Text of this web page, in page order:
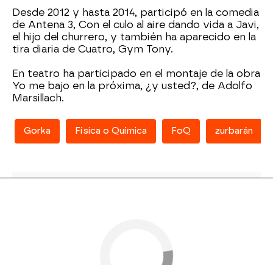
Desde 2012 y hasta 2014, participó en la comedia
de Antena 3, Con el culo al aire dando vida a Javi,
el hijo del churrero, y también ha aparecido en la
tira diaria de Cuatro, Gym Tony.
En teatro ha participado en el montaje de la obra
Yo me bajo en la próxima, ¿y usted?, de Adolfo
Marsillach.
Gorka Física o Química FoQ zurbarán